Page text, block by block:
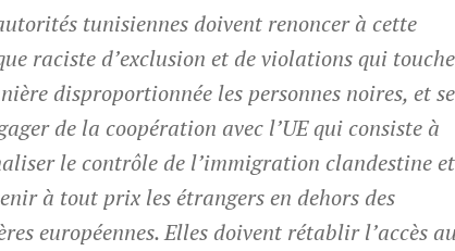
tunisiennes doivent renoncer à cette
raciste d’exclusion et de violations qui touche
disproportionnée les personnes noires, et se
de la coopération avec l’UE qui consiste à
le contrôle de l’immigration clandestine
à tout prix les étrangers en dehors des
européennes. Elles doivent rétablir l’accès